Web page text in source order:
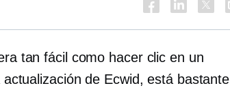
tan fácil como hacer clic en un
de Ecwid, está bastante